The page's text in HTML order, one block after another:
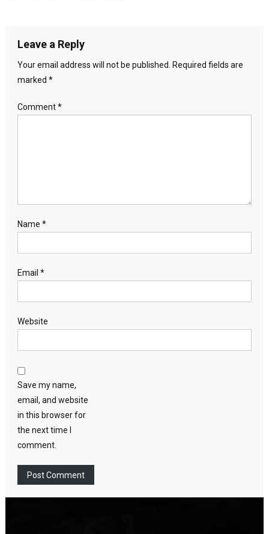
Leave a Reply
Your email address will not be published.
Required fields are
marked *
Comment*
Name *
Email *
Website
Save my name,
email, and website
in this browser for
the next time I
comment.